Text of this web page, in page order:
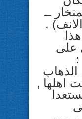
ــ
.
على
:
اهلها ,